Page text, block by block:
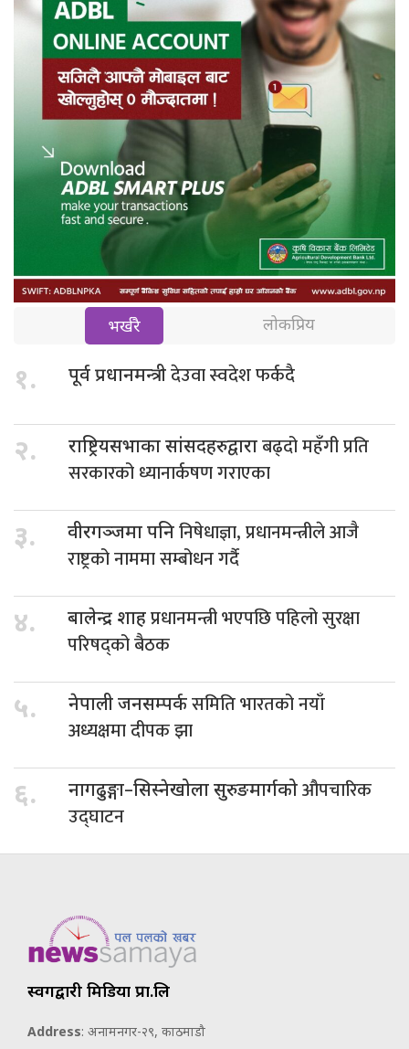
भर्खरै लोकप्रिय
१. पूर्व प्रधानमन्त्रीदेउवा स्वदेश फर्कदै
२. राष्ट्रियसभाका सांसदहरुद्वाराबढ्दो महँगी प्रति
सरकारको ध्यानार्कषण गराएका
३. वीरगञ्जमा पनिनिषेधाज्ञा, प्रधानमन्त्रीले आजै
राष्ट्रको नाममा सम्बोधन गर्दै
४. बालेन्द्र शाहप्रधानमन्त्री भएपछि पहिलो सुरक्षा
परिषद्को बैठक
५. नेपाली जनसम्पर्कसमिति भारतको नयाँ
अध्यक्षमा दीपक झा
६. नागढुङ्गा–सिस्नेखोला सुरुङमार्गकोऔपचारिक
उद्घाटन
स्वर्गद्वारी मिडिया प्रा.लि
Address: अनामनगर-२९, काठमाडौ